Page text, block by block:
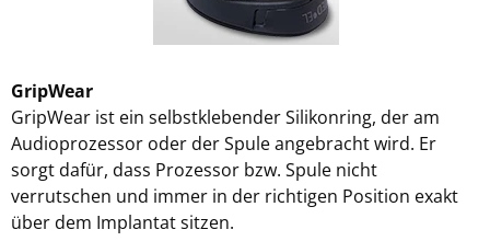
GripWear
GripWear ist ein selbstklebender Silikonring, der am
Audioprozessor oder der Spule angebracht wird. Er
sorgt dafür, dass Prozessor bzw. Spule nicht
verrutschen und immer in der richtigen Position exakt
über dem Implantat sitzen.